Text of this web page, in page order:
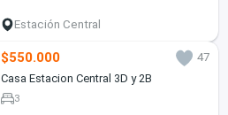
Estación Central
$550.000
47
Casa Estacion Central 3D y 2B
3